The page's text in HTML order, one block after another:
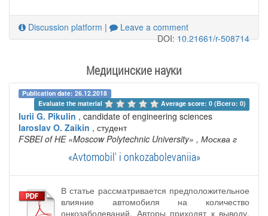
Discussion platform |
Leave a comment
DOI:10.21661/r-508714
Медицинские науки
Publication date: 26.12.2018
Evaluate the material
Average score: 0 (Всего: 0)
Iurii G. Pikulin , candidate of engineering sciences
Iaroslav O. Zaikin , студент
FSBEI of HE «Moscow Polytechnic University» , Москва г
«Avtomobil' i onkozabolevaniia»
В статье рассматривается предположительное
влияние автомобиля на количество
онкозаболеваний. Авторы приходят к выводу,